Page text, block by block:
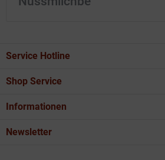
Service Hotline
Shop Service
Informationen
Newsletter